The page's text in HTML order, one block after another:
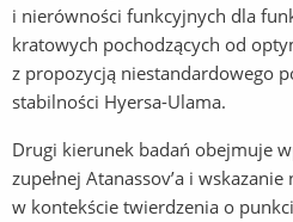
i nierówności funkcyjnych dla
kratowych pochodzących od
z propozycją niestandardowego
stabilności Hyersa-Ulama.
Drugi kierunek badań obejmuje
zupełnej Atanassov’a i
w kontekście twierdzenia o